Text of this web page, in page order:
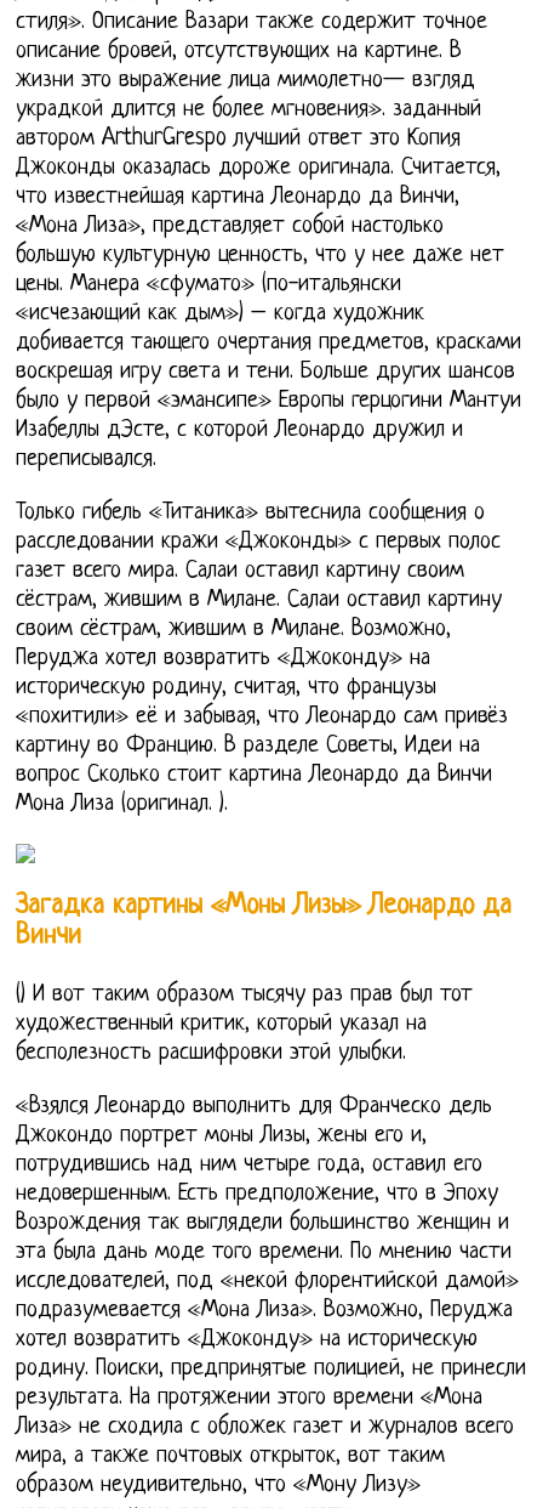
стиля». Описание Вазари также содержит точное
описание бровей, отсутствующих на картине. В
жизни это выражение лица мимолетно— взгляд
украдкой длится не более мгновения». заданный
автором ArthurGrespo лучший ответ это Копия
Джоконды оказалась дороже оригинала. Считается,
что известнейшая картина Леонардо да Винчи,
«Мона Лиза», представляет собой настолько
большую культурную ценность, что у нее даже нет
цены. Манера «сфумато» (по-итальянски
«исчезающий как дым») – когда художник
добивается тающего очертания предметов, красками
воскрешая игру света и тени. Больше других шансов
было у первой «эмансипе» Европы герцогини Мантуи
Изабеллы дЭсте, с которой Леонардо дружил и
переписывался.
Только гибель «Титаника» вытеснила сообщения о
расследовании кражи «Джоконды» с первых полос
газет всего мира. Салаи оставил картину своим
сёстрам, жившим в Милане. Салаи оставил картину
своим сёстрам, жившим в Милане. Возможно,
Перуджа хотел возвратить «Джоконду» на
историческую родину, считая, что французы
«похитили» её и забывая, что Леонардо сам привёз
картину во Францию. В разделе Советы, Идеи на
вопрос Сколько стоит картина Леонардо да Винчи
Мона Лиза (оригинал. ).
Загадка картины «Моны Лизы» Леонардо да
Винчи
() И вот таким образом тысячу раз прав был тот
художественный критик, который указал на
бесполезность расшифровки этой улыбки.
«Взялся Леонардо выполнить для Франческо дель
Джокондо портрет моны Лизы, жены его и,
потрудившись над ним четыре года, оставил его
недовершенным. Есть предположение, что в Эпоху
Возрождения так выглядели большинство женщин и
эта была дань моде того времени. По мнению части
исследователей, под «некой флорентийской дамой»
подразумевается «Мона Лиза». Возможно, Перуджа
хотел возвратить «Джоконду» на историческую
родину. Поиски, предпринятые полицией, не принесли
результата. На протяжении этого времени «Мона
Лиза» не сходила с обложек газет и журналов всего
мира, а также почтовых открыток, вот таким
образом неудивительно, что «Мону Лизу»